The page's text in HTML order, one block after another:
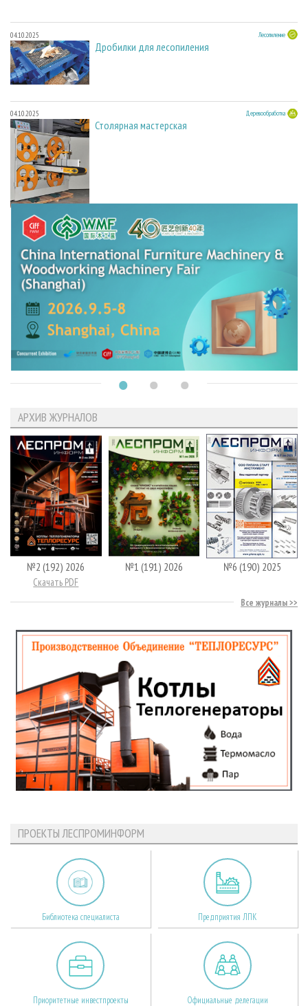
04.10.2025 Лесопиление
Дробилки для лесопиления
04.10.2025 Деревообработка
Столярная мастерская
АРХИВ ЖУРНАЛОВ
№2 (192) 2026
Скачать PDF
№1 (191) 2026 №6 (190) 2025
Все журналы
ПРОЕКТЫ ЛЕСПРОМИНФОРМ
Библиотека специалиста Предприятия ЛПК
Приоритетные инвестпроекты Официальные делегации